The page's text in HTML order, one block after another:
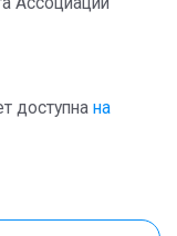
доступна на